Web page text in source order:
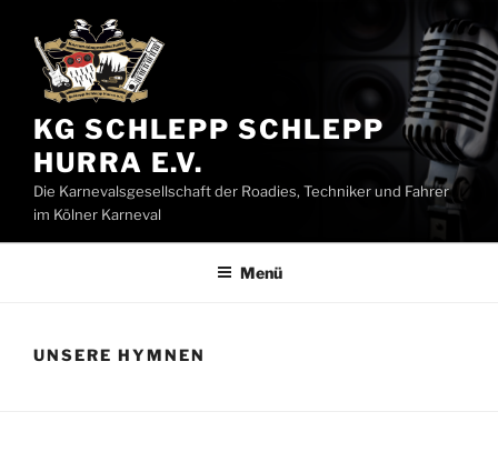
Inhalt
springen
KG SCHLEPP SCHLEPP
HURRA E.V.
Die Karnevalsgesellschaft der Roadies, Techniker und Fahrer
im Kölner Karneval
Menü
UNSERE HYMNEN